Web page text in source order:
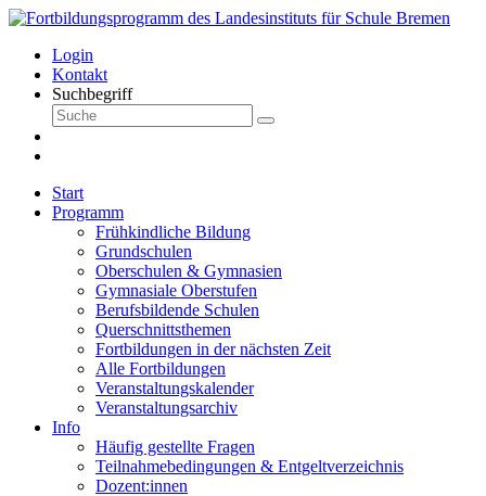
Login
Kontakt
Suchbegriff
Start
Programm
Frühkindliche Bildung
Grundschulen
Oberschulen & Gymnasien
Gymnasiale Oberstufen
Berufsbildende Schulen
Querschnittsthemen
Fortbildungen in der nächsten Zeit
Alle Fortbildungen
Veranstaltungskalender
Veranstaltungsarchiv
Info
Häufig gestellte Fragen
Teilnahmebedingungen & Entgeltverzeichnis
Dozent:innen